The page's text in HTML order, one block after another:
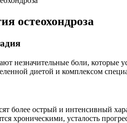
остеохондроза
незначительные боли,
диетой и комплексом
более острый и интенсивный
хроническими, усталость